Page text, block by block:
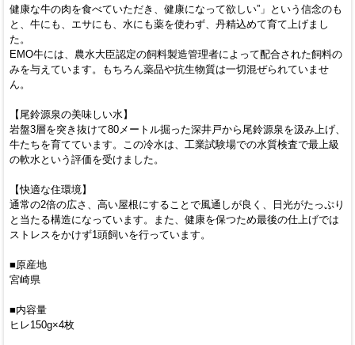
健康な牛の肉を食べていただき、健康になって欲しい”」という信念のも
と、牛にも、エサにも、水にも薬を使わず、丹精込めて育て上げまし
た。
EMO牛には、農水大臣認定の飼料製造管理者によって配合された飼料の
みを与えています。もちろん薬品や抗生物質は一切混ぜられていませ
ん。
【尾鈴源泉の美味しい水】
岩盤3層を突き抜けて80メートル掘った深井戸から尾鈴源泉を汲み上げ、
牛たちを育てています。この冷水は、工業試験場での水質検査で最上級
の軟水という評価を受けました。
【快適な住環境】
通常の2倍の広さ、高い屋根にすることで風通しが良く、日光がたっぷり
と当たる構造になっています。また、健康を保つため最後の仕上げでは
ストレスをかけず1頭飼いを行っています。
■原産地
宮崎県
■内容量
ヒレ150g×4枚